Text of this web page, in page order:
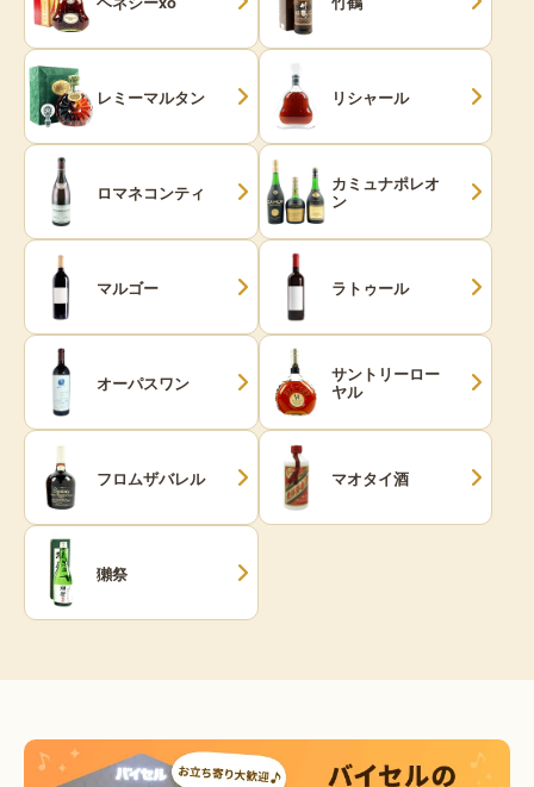
レミーマルタン リシャール
ロマネコンティ カミュナポレオ
ン
マルゴー ラトゥール
オーパスワン サントリーロー
ヤル
フロムザバレル マオタイ酒
獺祭